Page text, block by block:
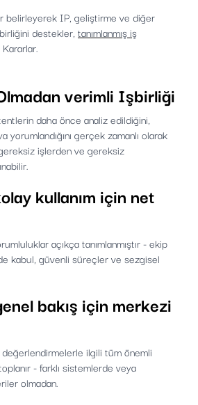
belirleyerek IP, geliştirme ve diğer
destekler, tanımlanmış iş
verimli Işbirliği
daha önce analiz edildiğini,
gerçek zamanlı olarak
işlerden ve gereksiz
kullanım için net
açıkça tanımlanmıştır - ekip
kabul, güvenli süreçler ve sezgisel
bakış için merkezi
ilgili tüm önemli
- farklı sistemlerde veya
olmadan.